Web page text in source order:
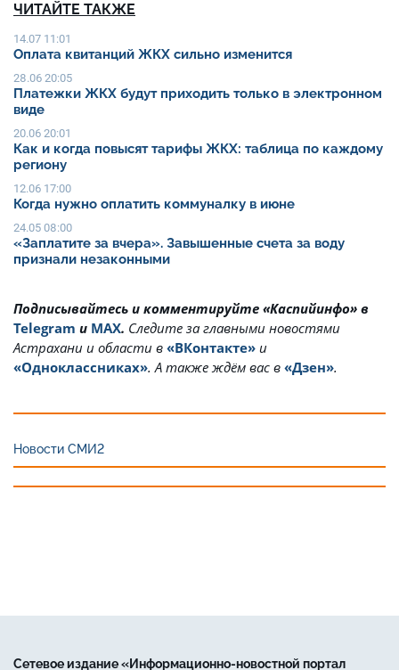
ЧИТАЙТЕ ТАКЖЕ
14.07 11:01
Оплата квитанций ЖКХ сильно изменится
28.06 20:05
Платежки ЖКХ будут приходить только в электронном
виде
20.06 20:01
Как и когда повысят тарифы ЖКХ: таблица по каждому
региону
12.06 17:00
Когда нужно оплатить коммуналку в июне
24.05 08:00
«Заплатите за вчера». Завышенные счета за воду
признали незаконными
Подписывайтесь и комментируйте «Каспийинфо» в
Telegram и MAX. Cледите за главными новостями
Астрахани и области в «ВКонтакте» и
«Одноклассниках». А также ждём вас в «Дзен».
Новости СМИ2
Сетевое издание «Информационно-новостной портал